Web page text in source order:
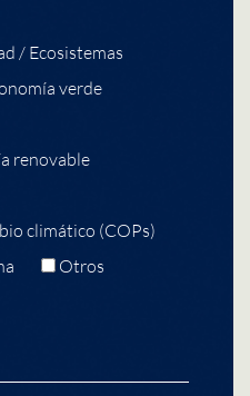
/ Ecosistemas
verde
renovable
climático (COPs)
Otros